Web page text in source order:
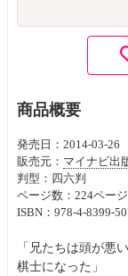
商品概要
発売日：2014-03-26
販売元： マイナビ出
判型：四六判
ページ数：224ページ
ISBN：978-4-8399-
「兄たちは頭が悪
棋士になった」